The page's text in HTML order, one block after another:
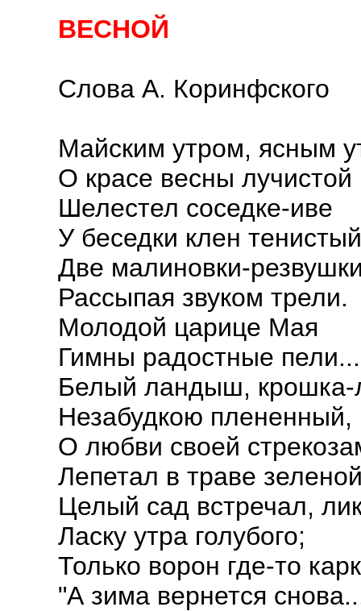
ВЕСНОЙ
Слова А. Коринфского
Майским утром, ясным
О красе весны лучистой
Шелестел соседке-иве
У беседки клен
Две малиновки-
Рассыпая звуком трели.
Молодой царице Мая
Гимны радостные пели...
Белый ландыш,
Незабудкою плененный,
О любви своей
Лепетал в траве
Целый сад встречал,
Ласку утра голубого;
Только ворон где-то
"А зима вернется